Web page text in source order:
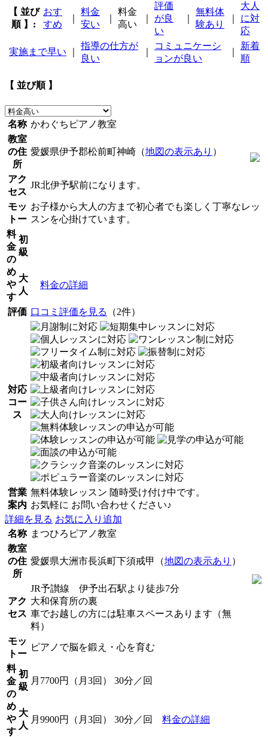
【 並び
順 】:
おす
すめ
料金
安い
料金
高い
評価
が良
い
無料体
験あり
大人
に対
応
実施まで早い
指導の仕方が
良い
コミュニケーシ
ョンが良い
新着
順
【 並び順 】
名称 かわぐちピアノ教室
教室
の住
所
愛媛県伊予郡松前町神崎（地図の表示あり ）
アク
セス
JR北伊予駅前になります。
モッ
トー
お子様から大人の方まで初心者でも楽しく丁寧なレッ
スンを心掛けています。
料
金
の
め
や
す
初
級
大
人
料金の詳細
評価 口コミ評価を見る （2件）
対応
コー
ス
営業
案内
無料体験レッスン 随時受け付け中です。
お気軽に お問い合わせください♪
詳細を見る お気に入り追加
名称 まつひろピアノ教室
教室
の住
所
愛媛県大洲市長浜町下須戒甲（地図の表示あり ）
アク
セス
JR予讃線 伊予出石駅より徒歩7分
大和保育所の裏
車でお越しの方には駐車スペースあります（無
料）
モッ
トー
ピアノで脳を鍛え・心を育む
料
金
の
め
や
す
初
級
月7700円（月3回） 30分／回
大
人
月9900円（月3回） 30分／回 料金の詳細